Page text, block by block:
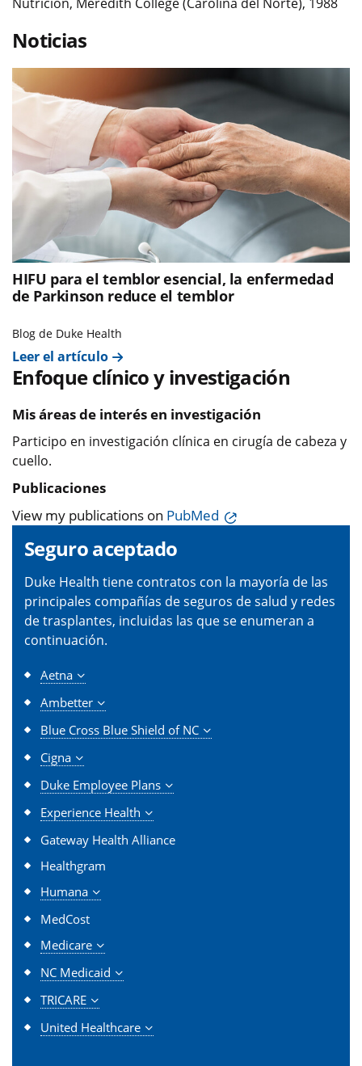
Noticias
HIFU para el temblor esencial, la enfermedad
de Parkinson reduce el temblor
Blog de Duke Health
Leer el artículo
Enfoque clínico y investigación
Mis áreas de interés en investigación
Participo en investigación clínica en cirugía de cabeza y
cuello.
Publicaciones
View my publications on PubMed
Seguro aceptado
Duke Health tiene contratos con la mayoría de las
principales compañías de seguros de salud y redes
de trasplantes, incluidas las que se enumeran a
continuación.
Aetna
Ambetter
Blue Cross Blue Shield of NC
Cigna
Duke Employee Plans
Experience Health
Gateway Health Alliance
Healthgram
Humana
MedCost
Medicare
NC Medicaid
TRICARE
United Healthcare